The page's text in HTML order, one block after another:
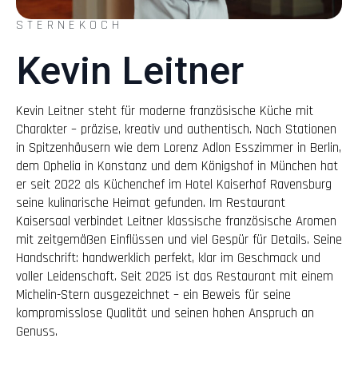
STERNEKOCH
Kevin Leitner
Kevin Leitner steht für moderne französische Küche mit
Charakter – präzise, kreativ und authentisch. Nach Stationen
in Spitzenhäusern wie dem Lorenz Adlon Esszimmer in Berlin,
dem Ophelia in Konstanz und dem Königshof in München hat
er seit 2022 als Küchenchef im Hotel Kaiserhof Ravensburg
seine kulinarische Heimat gefunden. Im Restaurant
Kaisersaal verbindet Leitner klassische französische Aromen
mit zeitgemäßen Einflüssen und viel Gespür für Details. Seine
Handschrift: handwerklich perfekt, klar im Geschmack und
voller Leidenschaft. Seit 2025 ist das Restaurant mit einem
Michelin-Stern ausgezeichnet – ein Beweis für seine
kompromisslose Qualität und seinen hohen Anspruch an
Genuss.